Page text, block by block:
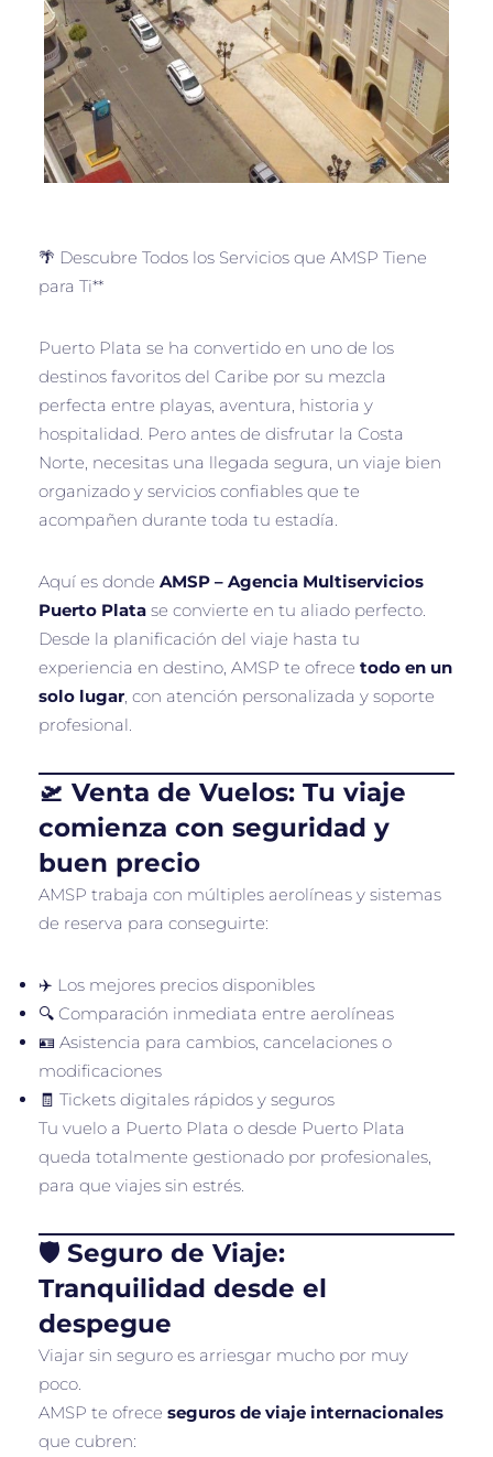
🌴 Descubre Todos los Servicios que AMSP Tiene
para Ti**
Puerto Plata se ha convertido en uno de los
destinos favoritos del Caribe por su mezcla
perfecta entre playas, aventura, historia y
hospitalidad. Pero antes de disfrutar la Costa
Norte, necesitas una llegada segura, un viaje bien
organizado y servicios confiables que te
acompañen durante toda tu estadía.
Aquí es donde AMSP – Agencia Multiservicios
Puerto Plata se convierte en tu aliado perfecto.
Desde la planificación del viaje hasta tu
experiencia en destino, AMSP te ofrece todo en un
solo lugar , con atención personalizada y soporte
profesional.
🛫 Venta de Vuelos: Tu viaje
comienza con seguridad y
buen precio
AMSP trabaja con múltiples aerolíneas y sistemas
de reserva para conseguirte:
✈️ Los mejores precios disponibles
🔍 Comparación inmediata entre aerolíneas
🪪 Asistencia para cambios, cancelaciones o
modificaciones
🧾 Tickets digitales rápidos y seguros
Tu vuelo a Puerto Plata o desde Puerto Plata
queda totalmente gestionado por profesionales,
para que viajes sin estrés.
🛡️ Seguro de Viaje:
Tranquilidad desde el
despegue
Viajar sin seguro es arriesgar mucho por muy
poco.
AMSP te ofrece seguros de viaje internacionales
que cubren: